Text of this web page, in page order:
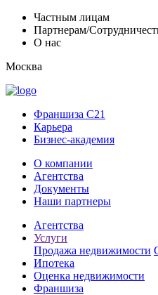
Частным лицам
Партнерам/
О нас
Москва
Франшиза C21
Карьера
Бизнес-академия
О компании
Агентства
Документы
Наши партнеры
Агентства
Услуги
Продажа недвижимости
Ипотека
Оценка недвижимости
Франшиза